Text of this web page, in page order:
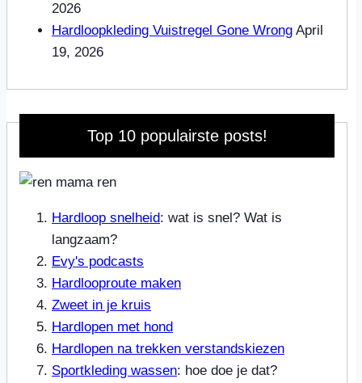
2026
Hardloopkleding Vuistregel Gone Wrong April
19, 2026
Top 10 populairste posts!
Hardloop snelheid: wat is snel? Wat is
langzaam?
Evy's podcasts
Hardlooproute maken
Zweet in je kruis
Hardlopen met hond
Hardlopen na trekken verstandskiezen
Sportkleding wassen: hoe doe je dat?